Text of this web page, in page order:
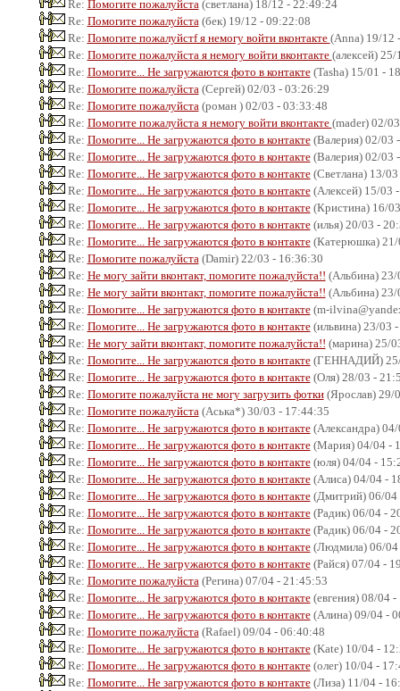
Re: Помогите пожалуйста (светлана) 18/12 - 22:49:24
Re: Помогите пожалуйста (бек) 19/12 - 09:22:08
Re: Помогите пожалуйстf я немогу войти вконтакте (Anna) 19/12
Re: Помогите пожалуйста я немогу войти вконтакте (алексей)
Re: Помогите... Не загружаются фото в контакте(Tasha) 15/01 -
Re: Помогите пожалуйста (Сергей) 02/03 - 03:26:29
Re: Помогите пожалуйста (роман ) 02/03 - 03:33:48
Re: Помогите пожалуйста я немогу войти вконтакте (mader) 02/
Re: Помогите... Не загружаются фото в контакте(Валерия) 02/03
Re: Помогите... Не загружаются фото в контакте(Валерия) 02/03
Re: Помогите... Не загружаются фото в контакте(Светлана) 13/
Re: Помогите... Не загружаются фото в контакте(Алексей) 15/03
Re: Помогите... Не загружаются фото в контакте(Кристина) 16/
Re: Помогите... Не загружаются фото в контакте(илья) 20/03 -
Re: Помогите... Не загружаются фото в контакте(Катерюшка) 21/
Re: Помогите пожалуйста (Damir) 22/03 - 16:36:30
Re: Не могу зайти вконтакт, помогите пожалуйста!! (Альбина)
Re: Не могу зайти вконтакт, помогите пожалуйста!! (Альбина)
Re: Помогите... Не загружаются фото в контакте(m-
Re: Помогите... Не загружаются фото в контакте(ильвина) 23/03
Re: Не могу зайти вконтакт, помогите пожалуйста!! (марина) 25/
Re: Помогите... Не загружаются фото в контакте(ГЕННАДИЙ) 25/
Re: Помогите... Не загружаются фото в контакте(Оля) 28/03 -
Re: Помогите пожалуйста не могу загрузить фотки(Ярослав) 29/
Re: Помогите пожалуйста (Аська*) 30/03 - 17:44:35
Re: Помогите... Не загружаются фото в контакте(Александра)
Re: Помогите... Не загружаются фото в контакте(Мария) 04/04 -
Re: Помогите... Не загружаются фото в контакте(юля) 04/04 -
Re: Помогите... Не загружаются фото в контакте(Алиса) 04/04 -
Re: Помогите... Не загружаются фото в контакте(Дмитрий) 06/04
Re: Помогите... Не загружаются фото в контакте(Радик) 06/04 -
Re: Помогите... Не загружаются фото в контакте(Радик) 06/04 -
Re: Помогите... Не загружаются фото в контакте(Людмила) 06/04
Re: Помогите... Не загружаются фото в контакте(Райся) 07/04 -
Re: Помогите пожалуйста (Регина) 07/04 - 21:45:53
Re: Помогите... Не загружаются фото в контакте(евгения) 08/04
Re: Помогите... Не загружаются фото в контакте(Алина) 09/04 -
Re: Помогите пожалуйста (Rafael) 09/04 - 06:40:48
Re: Помогите... Не загружаются фото в контакте(Kate) 10/04 -
Re: Помогите... Не загружаются фото в контакте(олег) 10/04 -
Re: Помогите... Не загружаются фото в контакте(Лиза) 11/04 -